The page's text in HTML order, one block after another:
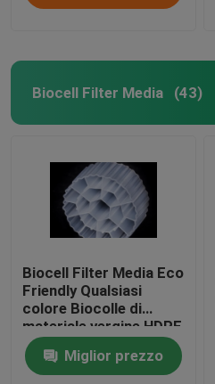
Biocell Filter Media (43)
Biocell Filter Media Eco
Friendly Qualsiasi
colore Biocolle di
materiale vergine HDPE
Miglior prezzo